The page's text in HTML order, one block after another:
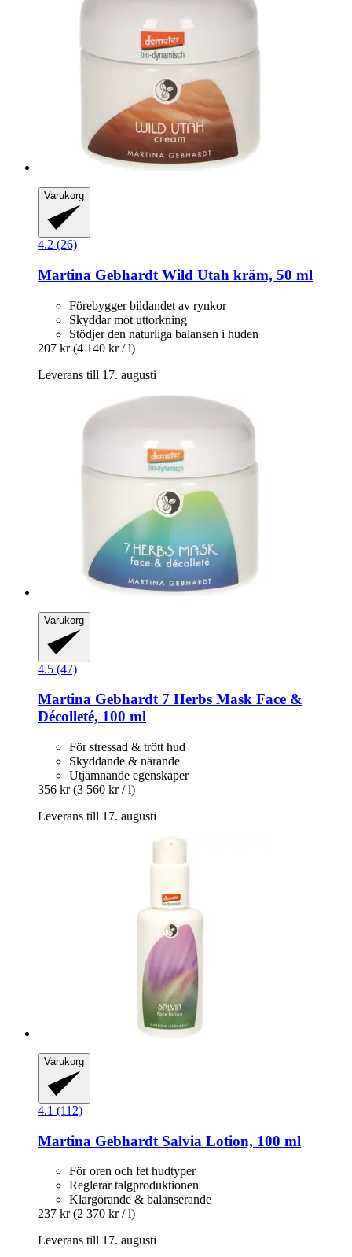
Varukorg
4.2 (26)
Martina Gebhardt Wild Utah kräm, 50 ml
Förebygger bildandet av rynkor
Skyddar mot uttorkning
Stödjer den naturliga balansen i huden
207 kr (4 140 kr / l)
Leverans till 17. augusti
Varukorg
4.5 (47)
Martina Gebhardt7 Herbs Mask Face &
Décolleté, 100 ml
För stressad & trött hud
Skyddande & närande
Utjämnande egenskaper
356 kr (3 560 kr / l)
Leverans till 17. augusti
Varukorg
4.1 (112)
Martina Gebhardt Salvia Lotion, 100 ml
För oren och fet hudtyper
Reglerar talgproduktionen
Klargörande & balanserande
237 kr (2 370 kr / l)
Leverans till 17. augusti